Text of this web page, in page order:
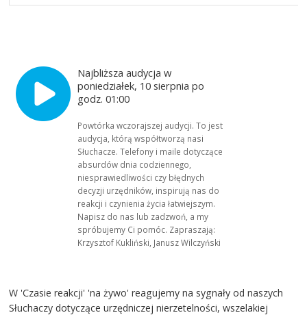
Najbliższa audycja w
poniedziałek, 10 sierpnia po
godz. 01:00
Powtórka wczorajszej audycji. To jest
audycja, którą współtworzą nasi
Słuchacze. Telefony i maile dotyczące
absurdów dnia codziennego,
niesprawiedliwości czy błędnych
decyzji urzędników, inspirują nas do
reakcji i czynienia życia łatwiejszym.
Napisz do nas lub zadzwoń, a my
spróbujemy Ci pomóc. Zapraszają:
Krzysztof Kukliński, Janusz Wilczyński
W 'Czasie reakcji' 'na żywo' reagujemy na sygnały od naszych
Słuchaczy dotyczące urzędniczej nierzetelności, wszelakiej